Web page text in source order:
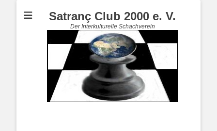
Satranç Club 2000 e. V.
Der Interkulturelle Schachverein